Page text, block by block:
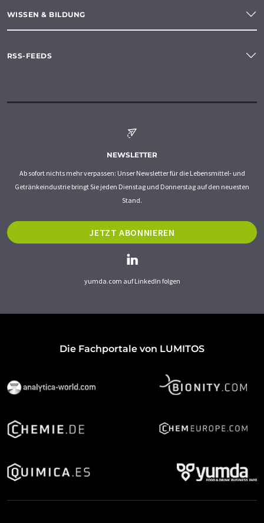
WISSEN & BILDUNG
RSS-FEEDS
NEWSLETTER
Ab sofort nichts mehr verpassen: Unser Newsletter für die Lebensmittel- und
Getränkeindustrie bringt Sie jeden Dienstag und Donnerstag auf den neuesten
Stand.
JETZT ABONNIEREN
yumda.com auf LinkedIn folgen
Die Fachportale von LUMITOS